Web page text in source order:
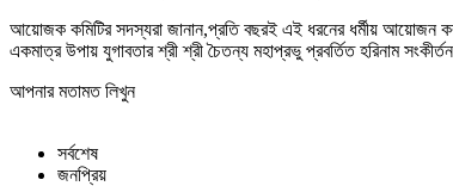
আয়োজক কমিটির সদস্যরা জানান,প্রতি বছরই এই ধরনের ধর্মীয় আয়োজন
একমাত্র উপায় যুগাবতার শ্রী শ্রী চৈতন্য মহাপ্রভু প্রবর্তিত হরিনাম
আপনার মতামত লিখুন
সর্বশেষ
জনপ্রিয়